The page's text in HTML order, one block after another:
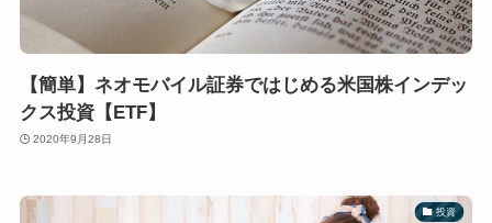
【簡単】ネオモバイル証券ではじめる米国株インデッ
クス投資【ETF】
2020年9月28日
投資